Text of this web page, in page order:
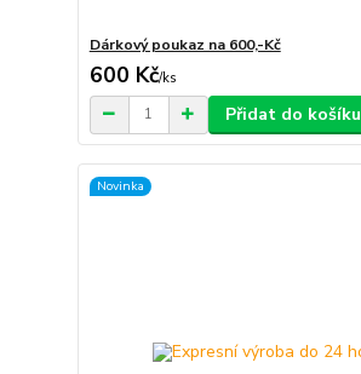
Dárkový poukaz na 600,-Kč
600 Kč/ks
Přidat do košíku
Novinka